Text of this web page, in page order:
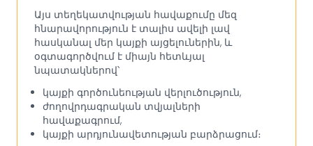
Այս տեղեկատվության հավաքումը մեզ
հնարավորություն է տալիս ավելի լավ
հասկանալ մեր կայքի այցելուներին, և
օգտագործվում է միայն հետևյալ
նպատակներով՝
կայքի գործունեության վերլուծություն,
ժողովրդագրական տվյալների
հավաքագրում,
կայքի արդյունավետության բարձրացում։